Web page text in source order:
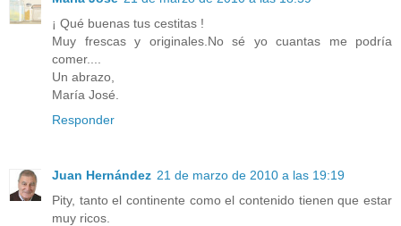
¡ Qué buenas tus cestitas !
Muy frescas y originales.No sé yo cuantas me podría
comer....
Un abrazo,
María José.
Responder
Juan Hernández 21 de marzo de 2010 a las 19:19
Pity, tanto el continente como el contenido tienen que estar
muy ricos.